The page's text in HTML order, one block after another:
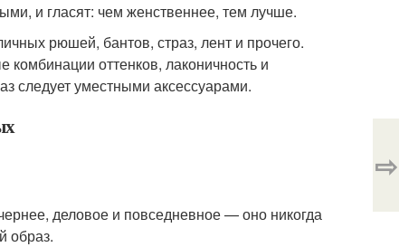
и гласят: чем женственнее, тем лучше.
рюшей, бантов, страз, лент и прочего.
комбинации оттенков, лаконичность и
следует уместными аксессуарами.
деловое и повседневное — оно никогда
образ.
⇨